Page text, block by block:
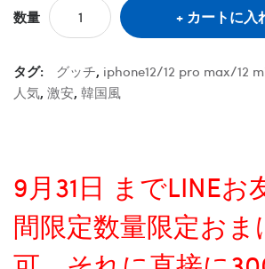
数量 カートに入
タグ: グッチ, iphone12/12 pro max/12
人気, 激安, 韓国風
9月31日 までLINEお
間限定数量限定おま